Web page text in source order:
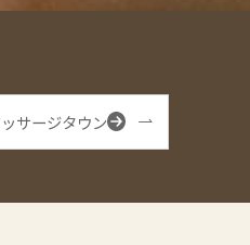
サージタウン